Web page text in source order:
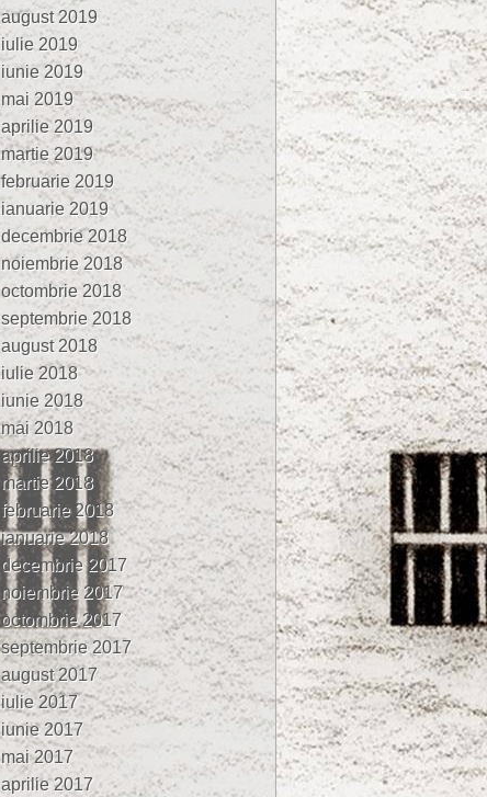
august 2019
iulie 2019
iunie 2019
mai 2019
aprilie 2019
martie 2019
februarie 2019
ianuarie 2019
decembrie 2018
noiembrie 2018
octombrie 2018
septembrie 2018
august 2018
iulie 2018
iunie 2018
mai 2018
aprilie 2018
martie 2018
februarie 2018
ianuarie 2018
decembrie 2017
noiembrie 2017
octombrie 2017
septembrie 2017
august 2017
iulie 2017
iunie 2017
mai 2017
aprilie 2017